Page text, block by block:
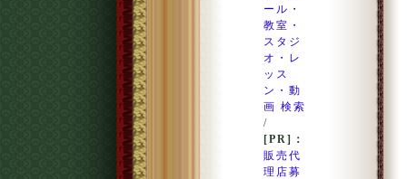
ール・
教室・
スタジ
オ・レ
ッス
ン・動
画 検索
/
[PR]：
販売代
理店募